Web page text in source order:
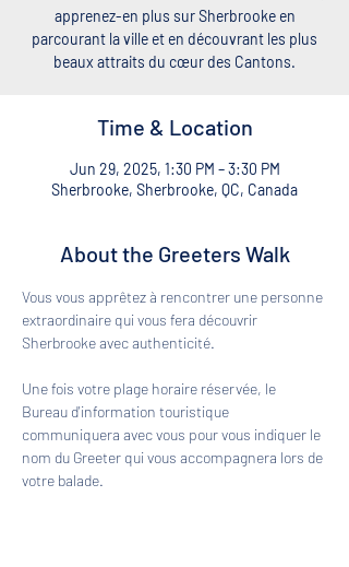
apprenez-en plus sur Sherbrooke en
parcourant la ville et en découvrant les plus
beaux attraits du cœur des Cantons.
Time & Location
Jun 29, 2025, 1:30 PM – 3:30 PM
Sherbrooke, Sherbrooke, QC, Canada
About the Greeters Walk
Vous vous apprêtez à rencontrer une personne
extraordinaire qui vous fera découvrir
Sherbrooke avec authenticité.
Une fois votre plage horaire réservée, le
Bureau d'information touristique
communiquera avec vous pour vous indiquer le
nom du Greeter qui vous accompagnera lors de
votre balade.